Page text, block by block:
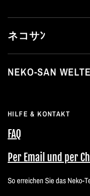
ネコサﾝ
NEKO-SAN
HILFE & KONTAKT
FAQ
Per Email und per
So erreichen Sie das Neko-